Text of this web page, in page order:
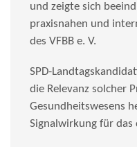
und zeigte sich
praxisnahen und
des VFBB e. V.
SPD-
die Relevanz solcher
Gesundheitswesens
Signalwirkung für das